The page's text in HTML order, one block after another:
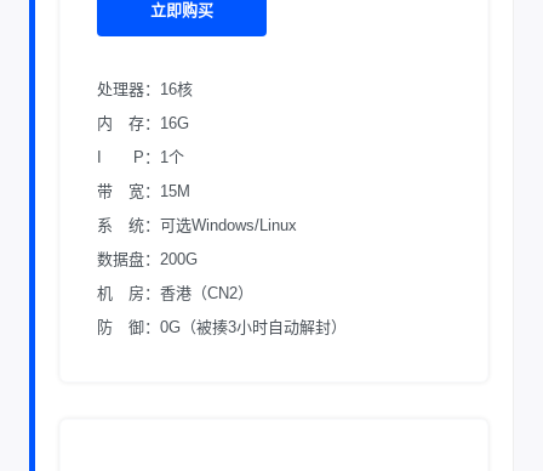
立即购买
处理器：16核
内 存：16G
I P：1个
带 宽：15M
系 统：可选Windows/Linux
数据盘：200G
机 房：香港（CN2）
防 御：0G（被揍3小时自动解封）